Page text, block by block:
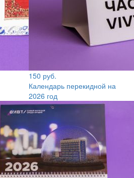
150 руб.
Календарь перекидной на
2026 год